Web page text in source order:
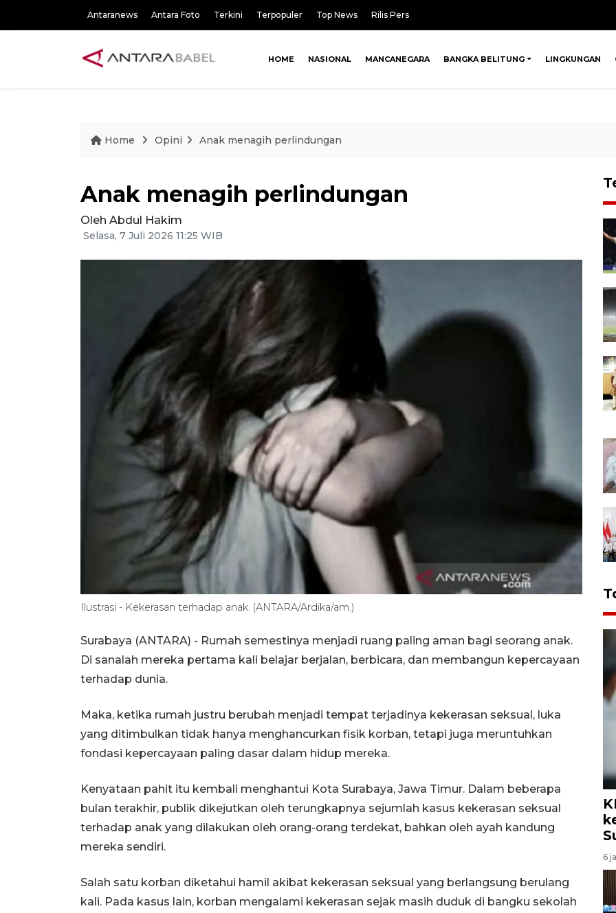
Antaranews Antara Foto Terkini Terpopuler Top News Rilis Pers
HOME NASIONAL MANCANEGARA BANGKA BELITUNG LINGKUNGAN
Home Opini Anak menagih perlindungan
Anak menagih perlindungan
Oleh Abdul Hakim
Selasa, 7 Juli 2026 11:25 WIB
Ilustrasi - Kekerasan terhadap anak. (ANTARA/Ardika/am.)
Surabaya (ANTARA) - Rumah semestinya menjadi ruang paling aman bagi seorang anak.
Di sanalah mereka pertama kali belajar berjalan, berbicara, dan membangun kepercayaan
terhadap dunia.
Maka, ketika rumah justru berubah menjadi tempat terjadinya kekerasan seksual, luka
yang ditimbulkan tidak hanya menghancurkan fisik korban, tetapi juga meruntuhkan
fondasi kepercayaan paling dasar dalam hidup mereka.
Kenyataan pahit itu kembali menghantui Kota Surabaya, Jawa Timur. Dalam beberapa
bulan terakhir, publik dikejutkan oleh terungkapnya sejumlah kasus kekerasan seksual
terhadap anak yang dilakukan oleh orang-orang terdekat, bahkan oleh ayah kandung
mereka sendiri.
Salah satu korban diketahui hamil akibat kekerasan seksual yang berlangsung berulang
kali. Pada kasus lain, korban mengalami kekerasan sejak masih duduk di bangku sekolah
6